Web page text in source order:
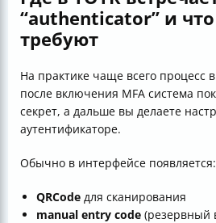
“authenticator” и
требуют
На практике чаще всего процесс
после включения MFA система
секрет, а дальше вы делаете
аутентификаторе.
Обычно в интерфейсе появляется:
QRCode для сканирования
manual entry code (резервный